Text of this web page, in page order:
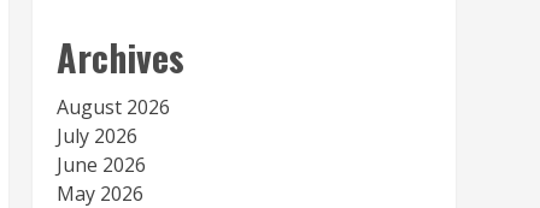
Archives
August 2026
July 2026
June 2026
May 2026